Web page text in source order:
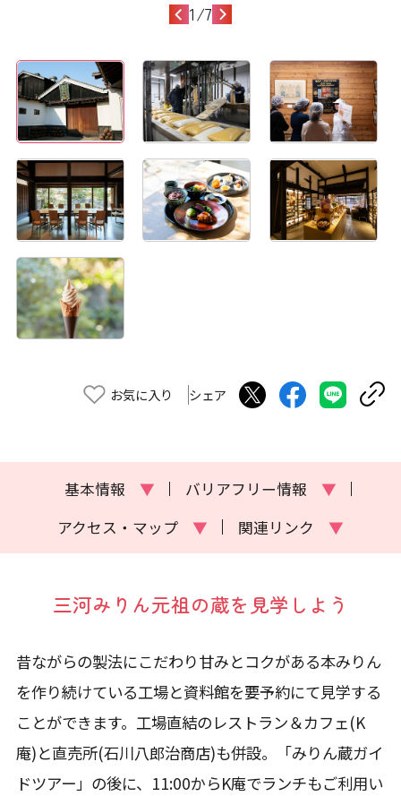
1/7
お気に入り シェア
基本情報 ▼ バリアフリー情報
▼
アクセス・マップ
▼ 関連リンク ▼
三河みりん元祖の蔵を見学しよう
昔ながらの製法にこだわり甘みとコクがある本みりん
を作り続けている工場と資料館を要予約にて見学する
ことができます。工場直結のレストラン＆カフェ(K
庵)と直売所(石川八郎治商店)も併設。「みりん蔵ガイ
ドツアー」の後に、11:00からK庵でランチもご利用い